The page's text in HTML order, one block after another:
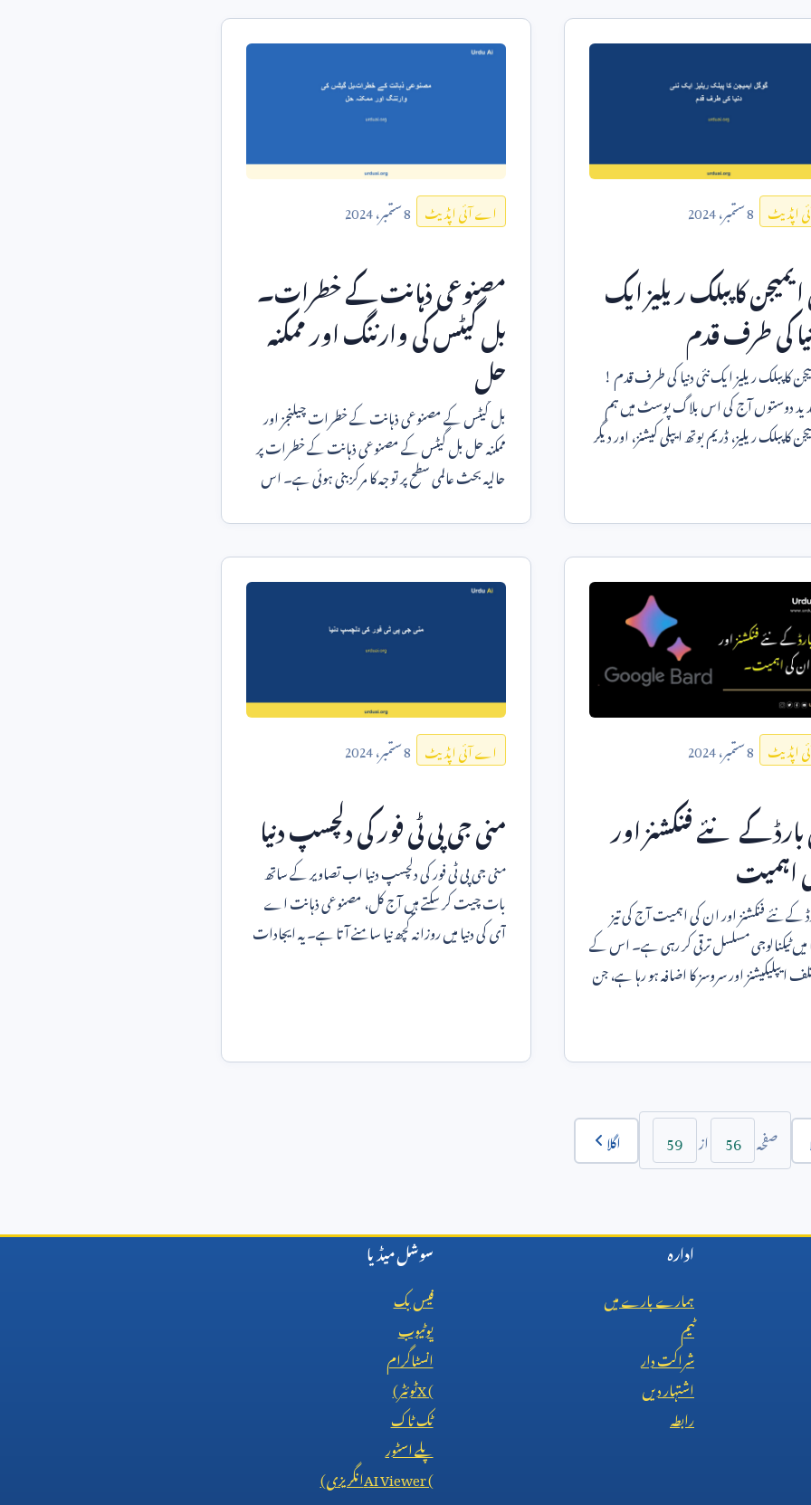
اپڈیٹ 8ستمبر،2024
کا پبلک ریلیز ایک
کی طرف قدم
کا پبلک ریلیز ایک نئی دنیا کی طرف قدم !
دوستوں آج کی اس بلاگ پوسٹ میں ہم
کا پبلک ریلیز، ڈریم بوتھ ایپلی کیشنز، اور دیگر
اے آئی اپڈیٹ 8ستمبر،2024
مصنوعی ذہانت کے خطرات۔
بل گیٹس کی وارننگ اور ممکنہ
حل
بل گیٹس کے مصنوعی ذہانت کے خطرات چیلنجز اور
ممکنہ حل بل گیٹس کے مصنوعی ذہانت کے خطرات پر
حالیہ بحث عالمی سطح پر توجہ کا مرکز بنی ہوئی ہے۔ اس
اپڈیٹ 8ستمبر،2024
کے نئے فنکشنز اور
اہمیت
کے نئے فنکشنز اور ان کی اہمیت آج کی تیز
میں ٹیکنالوجی مسلسل ترقی کر رہی ہے۔ اس کے
ایپلیکیشنز اور سروسز کا اضافہ ہو رہا ہے، جن
اے آئی اپڈیٹ 8ستمبر،2024
منی جی پی ٹی فور کی دلچسپ دنیا
منی جی پی ٹی فور کی دلچسپ دنیا اب تصاویر کے ساتھ
بات چیت کر سکتے ہیں آج کل، مصنوعی ذہانت اے
آی کی دنیا میں روزانہ کچھ نیا سامنے آتا ہے۔ یہ ایجادات
صفحہ 56 از 59 اگلا
ادارہ
ہمارے بارے میں
ٹیم
شراکت دار
اشتہار دیں
رابطہ
سوشل میڈیا
فیس بک
یوٹیوب
انسٹاگرام
X (ٹوئٹر)
ٹک ٹاک
پلے اسٹور
AI Viewer (انگریزی)